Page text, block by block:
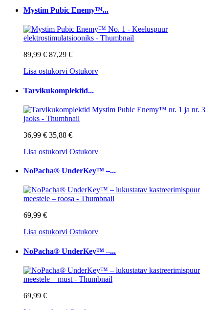
Mystim Pubic Enemy™...
89,99 € 87,29 €
Lisa ostukorvi Ostukorv
Tarvikukomplektid...
36,99 € 35,88 €
Lisa ostukorvi Ostukorv
NoPacha® UnderKey™ –...
69,99 €
Lisa ostukorvi Ostukorv
NoPacha® UnderKey™ –...
69,99 €